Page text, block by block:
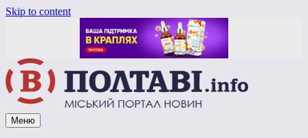
Skip to content
Vpoltave.info
Полтавський портал новин
Меню